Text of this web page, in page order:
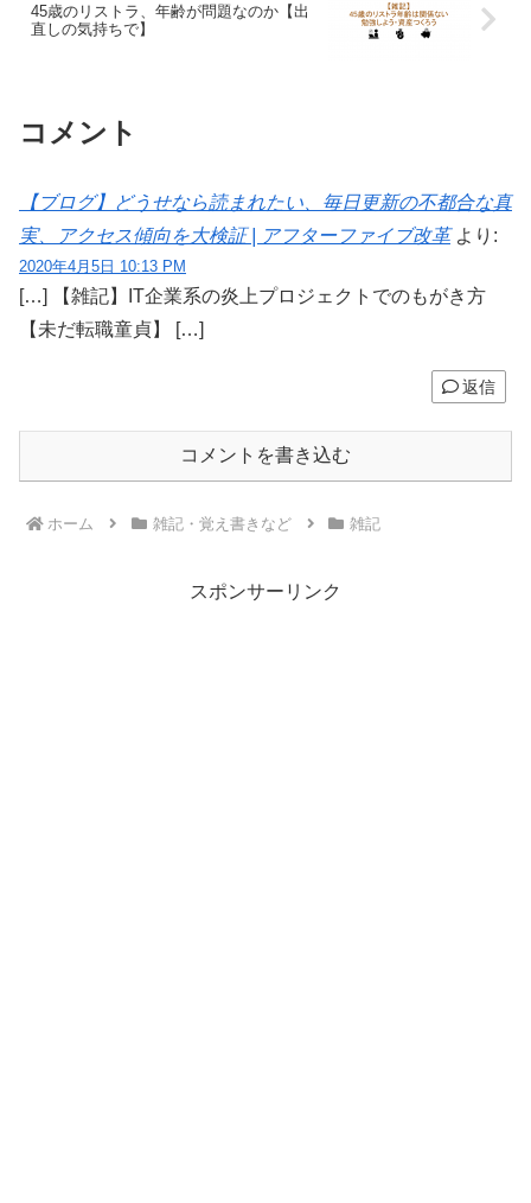
45歳のリストラ、年齢が問題なのか【出
直しの気持ちで】
コメント
【ブログ】どうせなら読まれたい、毎日更新の不都合な真
実、アクセス傾向を大検証 | アフターファイブ改革 より:
2020年4月5日 10:13 PM
[…] 【雑記】IT企業系の炎上プロジェクトでのもがき方
【未だ転職童貞】 […]
返信
コメントを書き込む
ホーム 雑記・覚え書きなど 雑記
スポンサーリンク